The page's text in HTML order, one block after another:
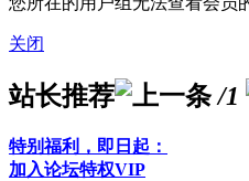
关闭
站长推荐 /1
特别福利，即日起：
加入论坛特权VIP